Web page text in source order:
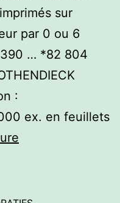
sur
par 0 ou 6
390 … *82 804
:
ex. en feuillets
1er